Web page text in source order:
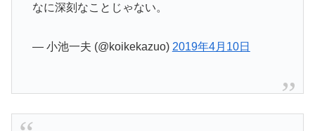
なに深刻なことじゃない。
— 小池一夫 (@koikekazuo) 2019年4月10日